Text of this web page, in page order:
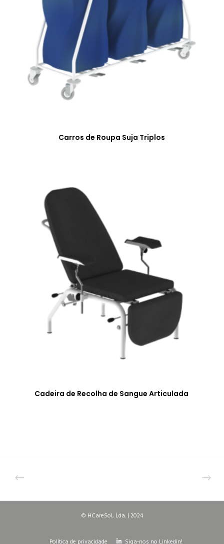
Carros de Roupa Suja Triplos
Cadeira de Recolha de Sangue Articulada
© HCareSol, Lda. | 2024
Política de privacidade Siga-nos no Linkedin!